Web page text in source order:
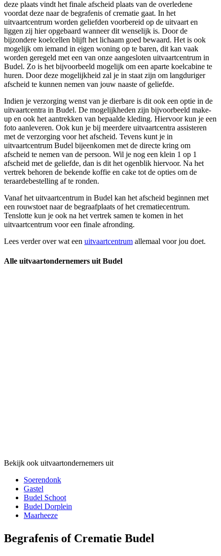
deze plaats vindt het finale afscheid plaats van de overledene
voordat deze naar de begrafenis of crematie gaat. In het
uitvaartcentrum worden geliefden voorbereid op de uitvaart en
liggen zij hier opgebaard wanneer dit wenselijk is. Door de
bijzondere koelcellen blijft het lichaam goed bewaard. Het is ook
mogelijk om iemand in eigen woning op te baren, dit kan vaak
worden geregeld met een van onze aangesloten uitvaartcentrum in
Budel. Zo is het bijvoorbeeld mogelijk om een aparte koelcabine te
huren. Door deze mogelijkheid zal je in staat zijn om langduriger
afscheid te kunnen nemen van jouw naaste of geliefde.
Indien je verzorging wenst van je dierbare is dit ook een optie in de
uitvaartcentra in Budel. De mogelijkheden zijn bijvoorbeeld make-
up en ook het aantrekken van bepaalde kleding. Hiervoor kun je een
foto aanleveren. Ook kun je bij meerdere uitvaartcentra assisteren
met de verzorging voor het afscheid. Tevens kunt je in
uitvaartcentrum Budel bijeenkomen met de directe kring om
afscheid te nemen van de persoon. Wil je nog een klein 1 op 1
afscheid met de geliefde, dan is dit het ogenblik hiervoor. Na het
vertrek behoren de bekende koffie en cake tot de opties om de
teraardebestelling af te ronden.
Vanaf het uitvaartcentrum in Budel kan het afscheid beginnen met
een rouwstoet naar de begraafplaats of het crematiecentrum.
Tenslotte kun je ook na het vertrek samen te komen in het
uitvaartcentrum voor een finale afronding.
Lees verder over wat een uitvaartcentrum allemaal voor jou doet.
Alle uitvaartondernemers uit Budel
Bekijk ook uitvaartondernemers uit
Soerendonk
Gastel
Budel Schoot
Budel Dorplein
Maarheeze
Begrafenis of Crematie Budel